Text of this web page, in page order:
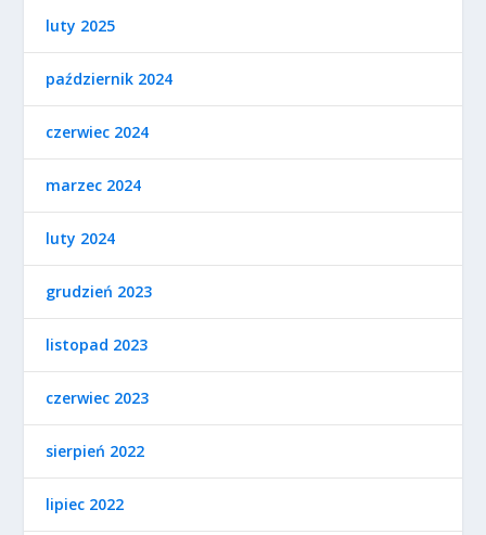
luty 2025
październik 2024
czerwiec 2024
marzec 2024
luty 2024
grudzień 2023
listopad 2023
czerwiec 2023
sierpień 2022
lipiec 2022